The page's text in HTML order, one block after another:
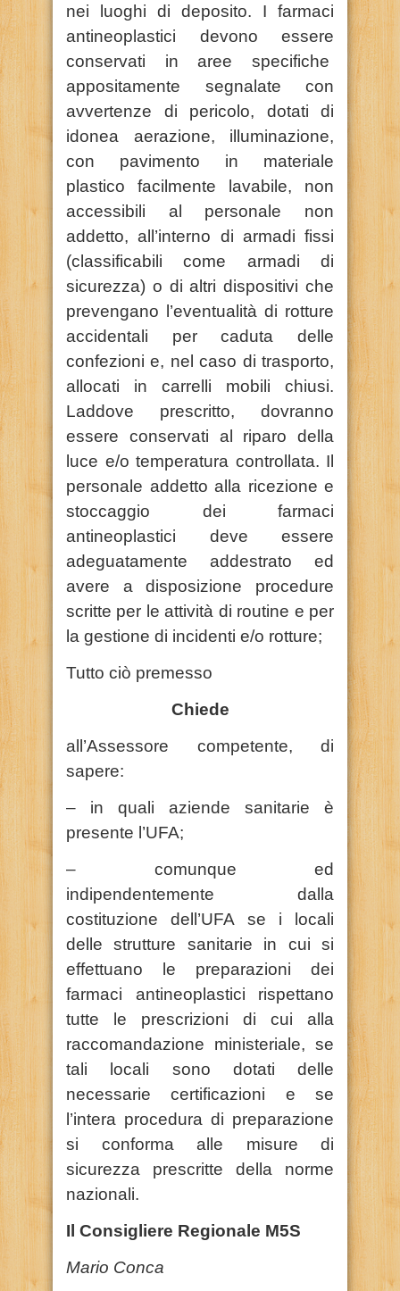
nei luoghi di deposito. I farmaci
antineoplastici devono essere
conservati in aree specifiche
appositamente segnalate con
avvertenze di pericolo, dotati di
idonea aerazione, illuminazione,
con pavimento in materiale
plastico facilmente lavabile, non
accessibili al personale non
addetto, all’interno di armadi fissi
(classificabili come armadi di
sicurezza) o di altri dispositivi che
prevengano l’eventualità di rotture
accidentali per caduta delle
confezioni e, nel caso di trasporto,
allocati in carrelli mobili chiusi.
Laddove prescritto, dovranno
essere conservati al riparo della
luce e/o temperatura controllata. Il
personale addetto alla ricezione e
stoccaggio dei farmaci
antineoplastici deve essere
adeguatamente addestrato ed
avere a disposizione procedure
scritte per le attività di routine e per
la gestione di incidenti e/o rotture;
Tutto ciò premesso
Chiede
all’Assessore competente, di
sapere:
– in quali aziende sanitarie è
presente l’UFA;
– comunque ed
indipendentemente dalla
costituzione dell’UFA se i locali
delle strutture sanitarie in cui si
effettuano le preparazioni dei
farmaci antineoplastici rispettano
tutte le prescrizioni di cui alla
raccomandazione ministeriale, se
tali locali sono dotati delle
necessarie certificazioni e se
l’intera procedura di preparazione
si conforma alle misure di
sicurezza prescritte della norme
nazionali.
Il Consigliere Regionale M5S
Mario Conca